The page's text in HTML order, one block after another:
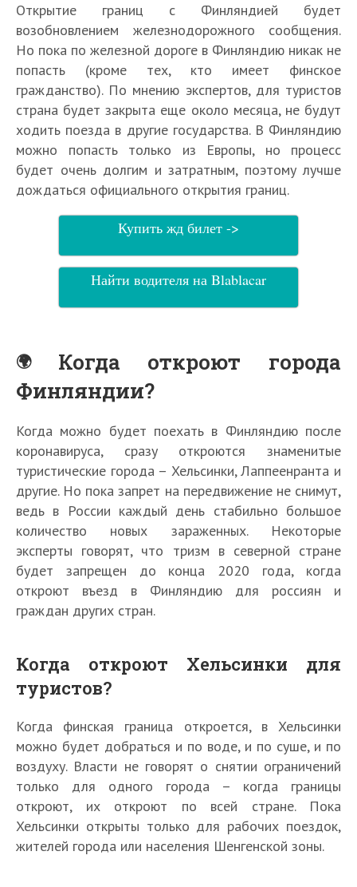
Открытие границ с Финляндией будет
возобновлением железнодорожного сообщения.
Но пока по железной дороге в Финляндию никак не
попасть (кроме тех, кто имеет финское
гражданство). По мнению экспертов, для туристов
страна будет закрыта еще около месяца, не будут
ходить поезда в другие государства. В Финляндию
можно попасть только из Европы, но процесс
будет очень долгим и затратным, поэтому лучше
дождаться официального открытия границ.
Купить жд билет ->
Найти водителя на Blablacar
Когда откроют города
Финляндии?
Когда можно будет поехать в Финляндию после
коронавируса, сразу откроются знаменитые
туристические города – Хельсинки, Лаппеенранта и
другие. Но пока запрет на передвижение не снимут,
ведь в России каждый день стабильно большое
количество новых зараженных. Некоторые
эксперты говорят, что тризм в северной стране
будет запрещен до конца 2020 года, когда
откроют въезд в Финляндию для россиян и
граждан других стран.
Когда откроют Хельсинки для
туристов?
Когда финская граница откроется, в Хельсинки
можно будет добраться и по воде, и по суше, и по
воздуху. Власти не говорят о снятии ограничений
только для одного города – когда границы
откроют, их откроют по всей стране. Пока
Хельсинки открыты только для рабочих поездок,
жителей города или населения Шенгенской зоны.